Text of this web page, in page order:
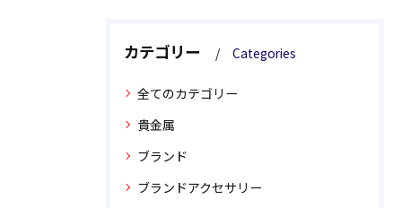
カテゴリー Categories
全てのカテゴリー
貴金属
ブランド
ブランドアクセサリー